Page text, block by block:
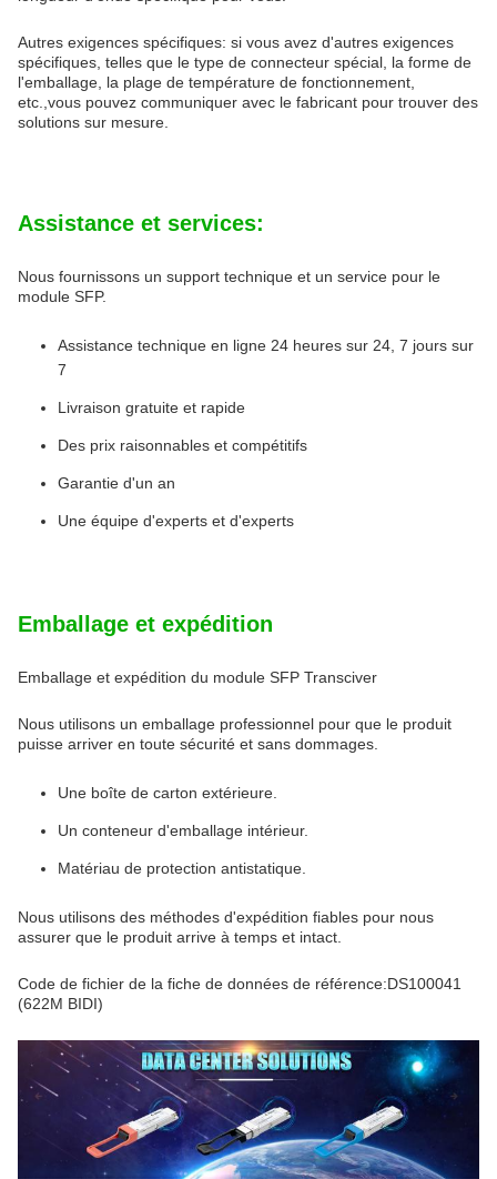
Autres exigences spécifiques: si vous avez d'autres exigences
spécifiques, telles que le type de connecteur spécial, la forme de
l'emballage, la plage de température de fonctionnement,
etc.,vous pouvez communiquer avec le fabricant pour trouver des
solutions sur mesure.
Assistance et services:
Nous fournissons un support technique et un service pour le
module SFP.
Assistance technique en ligne 24 heures sur 24, 7 jours sur
7
Livraison gratuite et rapide
Des prix raisonnables et compétitifs
Garantie d'un an
Une équipe d'experts et d'experts
Emballage et expédition
Emballage et expédition du module SFP Transciver
Nous utilisons un emballage professionnel pour que le produit
puisse arriver en toute sécurité et sans dommages.
Une boîte de carton extérieure.
Un conteneur d'emballage intérieur.
Matériau de protection antistatique.
Nous utilisons des méthodes d'expédition fiables pour nous
assurer que le produit arrive à temps et intact.
Code de fichier de la fiche de données de référence:DS100041
(622M BIDI)